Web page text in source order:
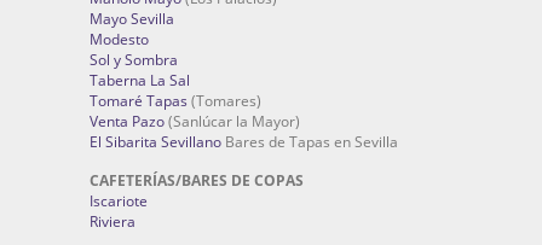
Mayo Sevilla
Modesto
Sol y Sombra
Taberna La Sal
Tomaré Tapas (Tomares)
Venta Pazo(Sanlúcar la Mayor)
El Sibarita Sevillano Bares de Tapas en Sevilla
CAFETERÍAS/BARES DE COPAS
Iscariote
Riviera